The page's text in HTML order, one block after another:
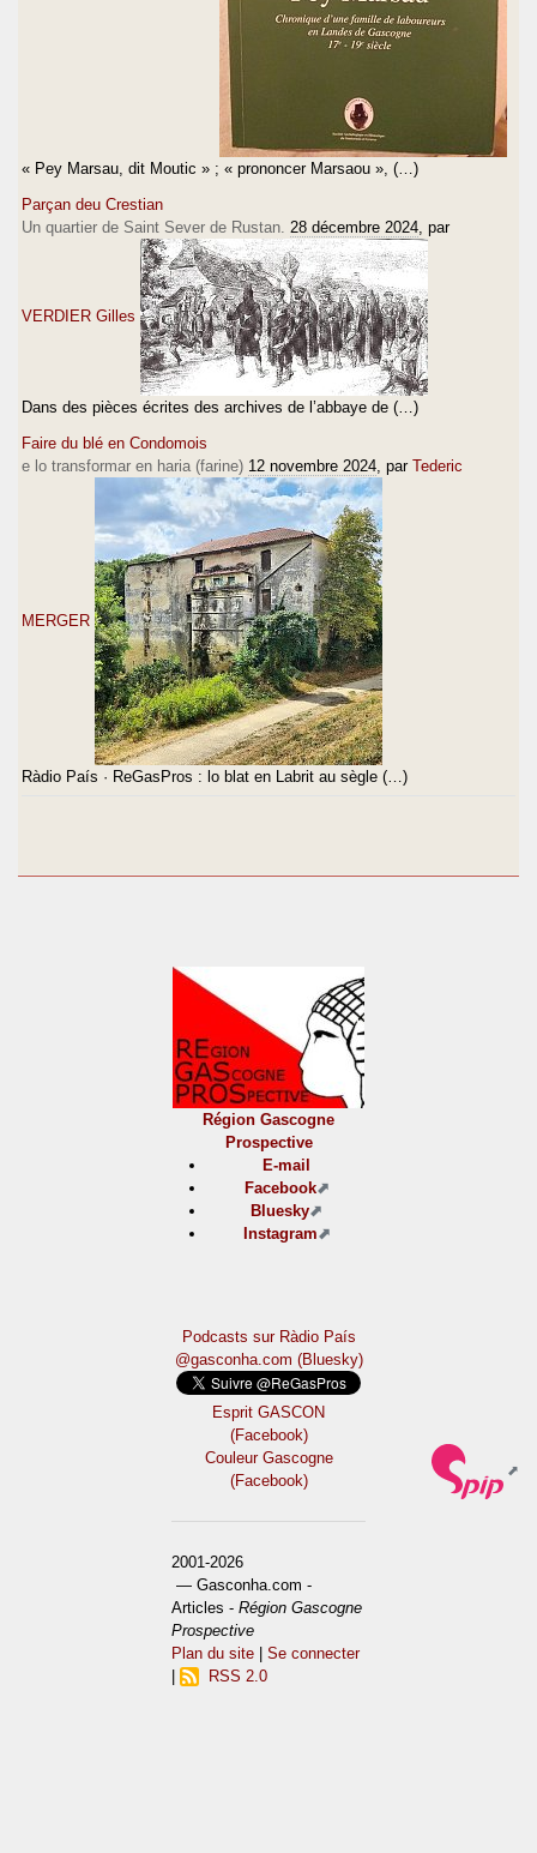
« Pey Marsau, dit Moutic » ; « prononcer Marsaou », (…)
Parçan deu Crestian
Un quartier de Saint Sever de Rustan. 28 décembre 2024 , par
VERDIER Gilles
Dans des pièces écrites des archives de l’abbaye de (…)
Faire du blé en Condomois
e lo transformar en haria (farine) 12 novembre 2024 , par Tederic
MERGER
Ràdio País · ReGasPros : lo blat en Labrit au sègle (…)
Région Gascogne
Prospective
E-mail
Facebook
Bluesky
Instagram
Podcasts sur Ràdio País
@gasconha.com (Bluesky)
Esprit GASCON
(Facebook)
Couleur Gascogne
(Facebook)
2001-2026
— Gasconha.com -
Articles -Région Gascogne
Prospective
Plan du site |Se connecter
RSS 2.0